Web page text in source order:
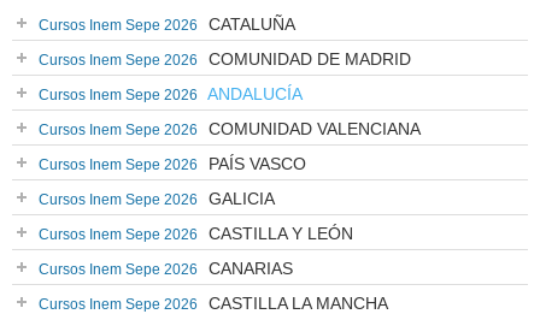
Cursos Inem Sepe 2026 CATALUÑA
Cursos Inem Sepe 2026 COMUNIDAD DE MADRID
Cursos Inem Sepe 2026 ANDALUCÍA
Cursos Inem Sepe 2026 COMUNIDAD VALENCIANA
Cursos Inem Sepe 2026 PAÍS VASCO
Cursos Inem Sepe 2026 GALICIA
Cursos Inem Sepe 2026 CASTILLA Y LEÓN
Cursos Inem Sepe 2026 CANARIAS
Cursos Inem Sepe 2026 CASTILLA LA MANCHA